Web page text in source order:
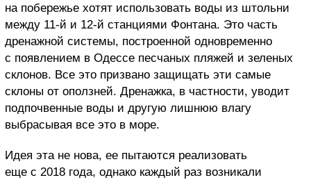
на побережье хотят использовать воды из штольни
между 11-й и 12-й станциями Фонтана. Это часть
дренажной системы, построенной одновременно
с появлением в Одессе песчаных пляжей и зеленых
склонов. Все это призвано защищать эти самые
склоны от оползней. Дренажка, в частности, уводит
подпочвенные воды и другую лишнюю влагу
выбрасывая все это в море.
Идея эта не нова, ее пытаются реализовать
еще с 2018 года, однако каждый раз возникали